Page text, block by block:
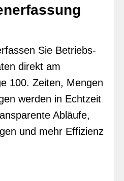
Sie Betriebs-
direkt am
100. Zeiten, Mengen
werden in Echtzeit
Abläufe,
und mehr Effizienz